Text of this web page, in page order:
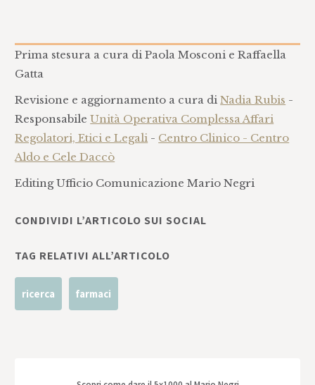
Prima stesura a cura di Paola Mosconi e Raffaella
Gatta
Revisione e aggiornamento a cura diNadia Rubis -
ResponsabileUnità Operativa Complessa Affari
Regolatori, Etici e Legali - Centro Clinico - Centro
Aldo e Cele Daccò
Editing Ufficio Comunicazione Mario Negri
CONDIVIDI L’ARTICOLO SUI SOCIAL
TAG RELATIVI ALL’ARTICOLO
ricerca farmaci